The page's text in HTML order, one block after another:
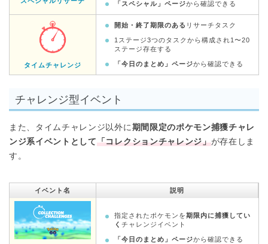
「スペシャル」ページから確認できる
タイムチャレンジ
開始・終了期限のある リサーチタスク
1ステージ3つのタスクから構成され1〜20
ステージ存在する
「今日のまとめ」ページから確認できる
チャレンジ型イベント
また、タイムチャレンジ以外に期間限定のポケモン捕獲チャレ
ンジ系イベントとして「コレクションチャレンジ」が存在しま
す。
イベント名 説明
指定されたポケモンを期限内に捕獲してい
く チャレンジイベント
「今日のまとめ」ページから確認できる